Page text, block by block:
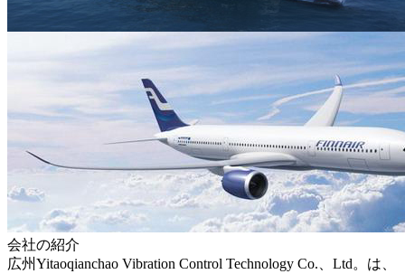
会社の紹介
広州Yitaoqianchao Vibration Control Technology Co.、Ltd。は、